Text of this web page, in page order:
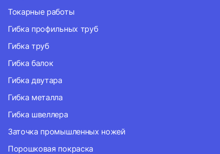
Токарные работы
Гибка профильных труб
Гибка труб
Гибка балок
Гибка двутара
Гибка металла
Гибка швеллера
Заточка промышленных ножей
Порошковая покраска